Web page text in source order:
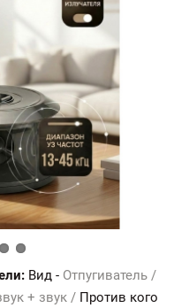
Вид - Отпугиватель /
+ звук / Против кого